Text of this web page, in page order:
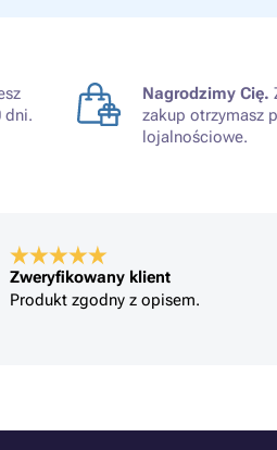
dni.
Nagrodzimy Cię.
zakup otrzymasz
lojalnościowe.
Zweryfikowany klient
Produkt zgodny z opisem.